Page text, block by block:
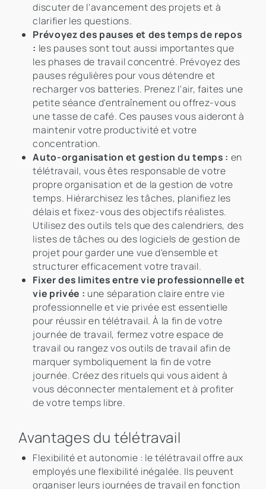
discuter de l'avancement des projets et à
clarifier les questions.
Prévoyez des pauses et des temps de repos
: les pauses sont tout aussi importantes que
les phases de travail concentré. Prévoyez des
pauses régulières pour vous détendre et
recharger vos batteries. Prenez l'air, faites une
petite séance d'entraînement ou offrez-vous
une tasse de café. Ces pauses vous aideront à
maintenir votre productivité et votre
concentration.
Auto-organisation et gestion du temps : en
télétravail, vous êtes responsable de votre
propre organisation et de la gestion de votre
temps. Hiérarchisez les tâches, planifiez les
délais et fixez-vous des objectifs réalistes.
Utilisez des outils tels que des calendriers, des
listes de tâches ou des logiciels de gestion de
projet pour garder une vue d'ensemble et
structurer efficacement votre travail.
Fixer des limites entre vie professionnelle et
vie privée : une séparation claire entre vie
professionnelle et vie privée est essentielle
pour réussir en télétravail. À la fin de votre
journée de travail, fermez votre espace de
travail ou rangez vos outils de travail afin de
marquer symboliquement la fin de votre
journée. Créez des rituels qui vous aident à
vous déconnecter mentalement et à profiter
de votre temps libre.
Avantages du télétravail
Flexibilité et autonomie : le télétravail offre aux
employés une flexibilité inégalée. Ils peuvent
organiser leurs journées de travail en fonction